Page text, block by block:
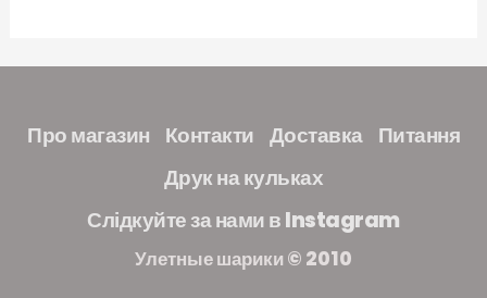
Про магазин Контакти Доставка Питання
Друк на кульках
Слідкуйте за нами в Instagram
Улетные шарики © 2010